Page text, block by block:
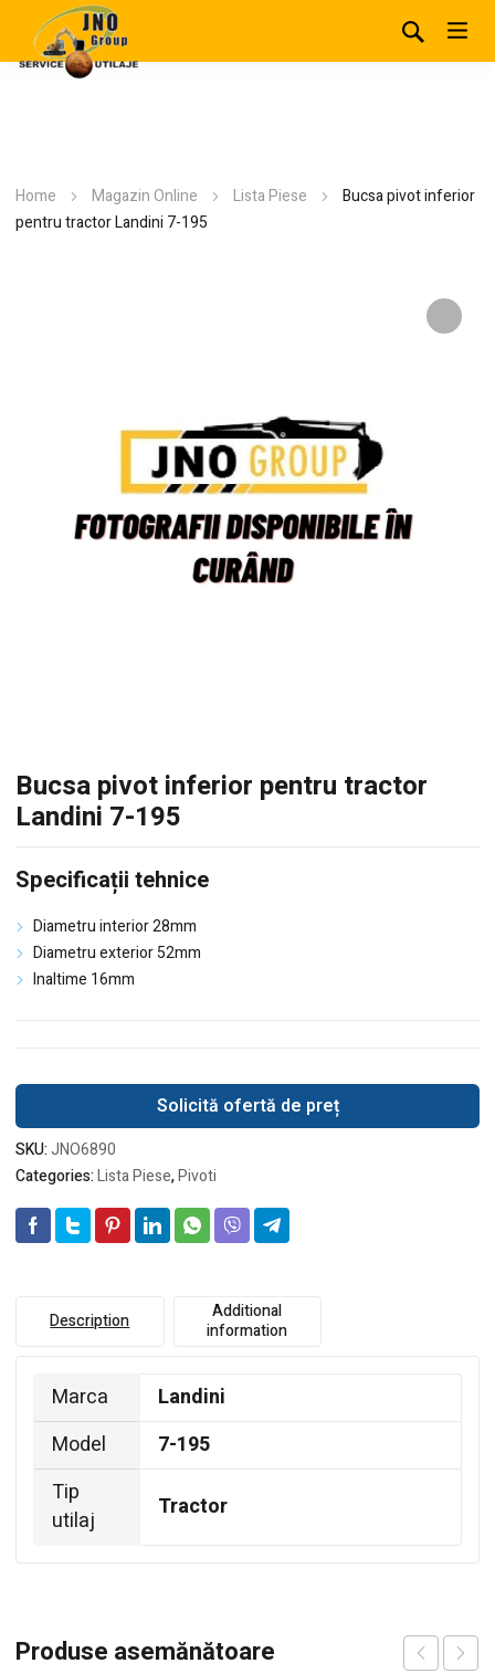
Home Magazin Online Lista Piese
Bucsa pivot inferior
pentru tractor Landini 7-195
Bucsa pivot inferior pentru tractor
Landini 7-195
Specificații tehnice
Diametru interior 28mm
Diametru exterior 52mm
Inaltime 16mm
Solicită ofertă de preț
SKU:JNO6890
Categories:Lista Piese,Pivoti
Description
Additional
information
Marca
Landini
Model
7-195
Tip
utilaj
Tractor
Produse asemănătoare